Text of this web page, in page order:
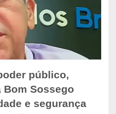
público,
Bom Sossego
e segurança